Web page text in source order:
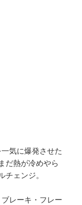
気に爆発させた
だ熱が冷めやら
ェンジ。
レーキ・フレー